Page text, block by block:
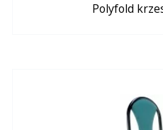
Polyfold